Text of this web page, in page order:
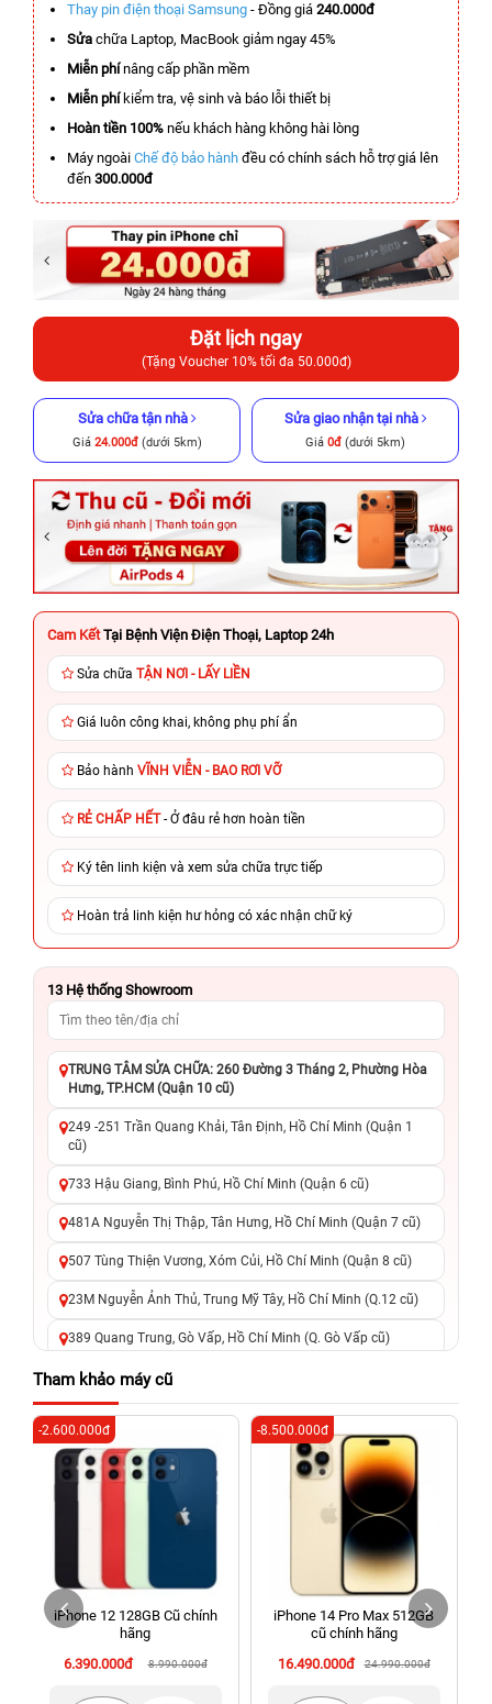
Thay pin điện thoại Samsung - Đồng giá 240.000đ
Sửa chữa Laptop, MacBook giảm ngay 45%
Miễn phínâng cấp phần mềm
Miễn phíkiểm tra, vệ sinh và báo lỗi thiết bị
Hoàn tiền 100% nếu khách hàng không hài lòng
Máy ngoài Chế độ bảo hành đều có chính sách hỗ trợ giá lên
đến 300.000đ
Đặt lịch ngay
(Tặng Voucher 10% tối đa 50.000đ)
Sửa chữa tận nhà
Giá 24.000đ(dưới 5km)
Sửa giao nhận tại nhà
Giá 0đ (dưới 5km)
Cam Kết Tại Bệnh Viện Điện Thoại, Laptop 24h
Sửa chữa TẬN NƠI - LẤY LIỀN
Giá luôn công khai, không phụ phí ẩn
Bảo hành VĨNH VIỄN - BAO RƠI VỠ
RẺ CHẤP HẾT- Ở đâu rẻ hơn hoàn tiền
Ký tên linh kiện và xem sửa chữa trực tiếp
Hoàn trả linh kiện hư hỏng có xác nhận chữ ký
13 Hệ thống Showroom
TRUNG TÂM SỬA CHỮA: 260 Đường 3 Tháng 2, Phường Hòa
Hưng, TP.HCM (Quận 10 cũ)
249 -251 Trần Quang Khải, Tân Định, Hồ Chí Minh (Quận 1
cũ)
733 Hậu Giang, Bình Phú, Hồ Chí Minh (Quận 6 cũ)
481A Nguyễn Thị Thập, Tân Hưng, Hồ Chí Minh (Quận 7 cũ)
507 Tùng Thiện Vương, Xóm Củi, Hồ Chí Minh (Quận 8 cũ)
23M Nguyễn Ảnh Thủ, Trung Mỹ Tây, Hồ Chí Minh (Q.12 cũ)
389 Quang Trung, Gò Vấp, Hồ Chí Minh (Q. Gò Vấp cũ)
625 - 625A Âu Cơ, Tân Phú, Hồ Chí Minh (Quận Tân Phú cũ)
326 Lê Văn Việt, Tăng Nhơn Phú, Hồ Chí Minh (Q.9 TP. Thủ
Đức cũ)
256 Võ Văn Ngân, Thủ Đức, Hồ Chí Minh (Bình Thọ, TP. Thủ
70 Nguyễn An Ninh, Dĩ An, Hồ Chí Minh (Bình Dương Cũ)
24h Vũng Tàu: 162A Ba Cu, Vũng Tàu, Hồ Chí Minh (TP. Vũng
Tàu cũ)
198 Hoàng Văn Thụ, Tân Sơn Nhất, Hồ Chí Minh (Tân Bình
Tham khảo máy cũ
iPhone 12 128GB Cũ chính
hãng
6.390.000đ
8.990.000đ
-2.600.000đ
iPhone 14 Pro Max 512GB
cũ chính hãng
16.490.000đ
24.990.000đ
-8.500.000đ